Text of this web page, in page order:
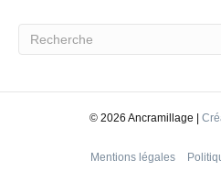
© 2026 Ancramillage |
Mentions légales